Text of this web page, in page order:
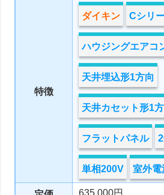
特徴
ダイキン Cシリ
ハウジングエアコ
天井埋込形1方向
天井カセット形1
フラットパネル
単相200V 室外電